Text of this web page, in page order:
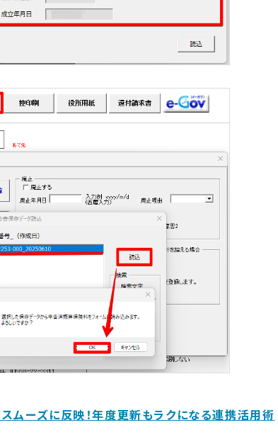
ムーズに反映！年度更新もラクになる連携活用術